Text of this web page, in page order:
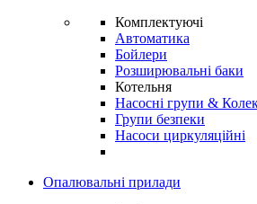
Комплектуючі
Автоматика
Бойлери
Розширювальні баки
Котельня
Насосні групи &
Групи безпеки
Насоси циркуляційні
Опалювальні прилади